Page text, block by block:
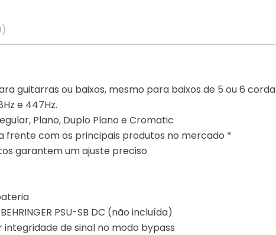
guitarras ou baixos, mesmo para baixos de 5 ou 6
e 447Hz.
Plano, Duplo Plano e Cromatic
frente com os principais produtos no mercado *
garantem um ajuste preciso
PSU-SB DC (não incluída)
de sinal no modo bypass